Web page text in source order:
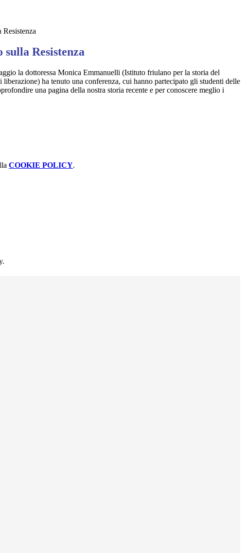
sulla Resistenza
la dottoressa Monica Emmanuelli (Istituto friulano per la storia del
liberazione) ha tenuto una conferenza, cui hanno partecipato gli studenti delle
una pagina della nostra storia recente e per conoscere meglio i
COOKIE POLICY.